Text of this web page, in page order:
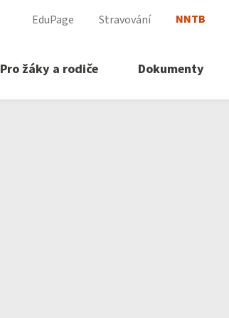
Pro žáky a rodiče Dokumenty
EduPage Stravování NNTB